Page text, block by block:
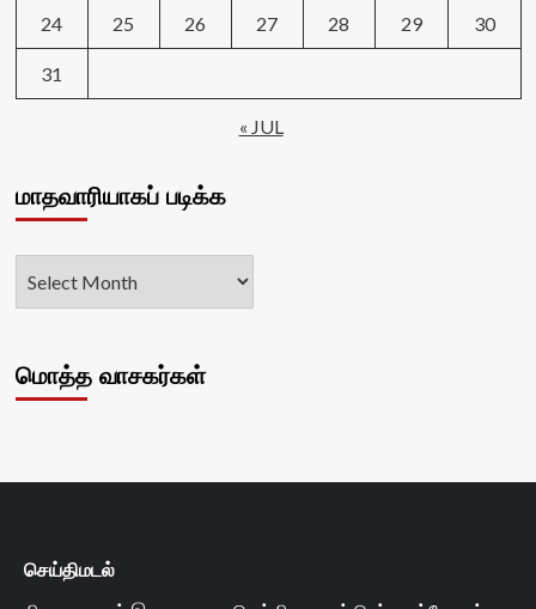
24 25 26 27 28 29 30
31
« JUL
மாதவாரியாகப் படிக்க
மொத்த வாசகர்கள்
செய்திமடல்